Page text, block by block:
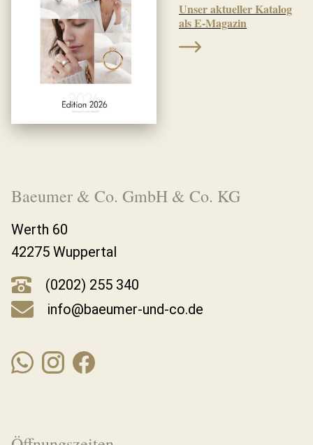
Unser aktueller Katalog
als E-Magazin
Baeumer & Co. GmbH & Co. KG
Werth 60
42275 Wuppertal
(0202) 255 340
info@baeumer-und-co.de